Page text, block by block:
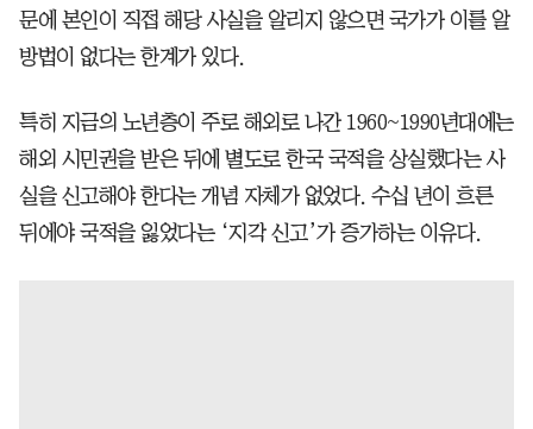
문에 본인이 직접 해당 사실을 알리지 않으면 국가가 이를 알
방법이 없다는 한계가 있다.
특히 지금의 노년층이 주로 해외로 나간 1960~1990년대에는
해외 시민권을 받은 뒤에 별도로 한국 국적을 상실했다는 사
실을 신고해야 한다는 개념 자체가 없었다. 수십 년이 흐른
뒤에야 국적을 잃었다는 ‘지각 신고’가 증가하는 이유다.